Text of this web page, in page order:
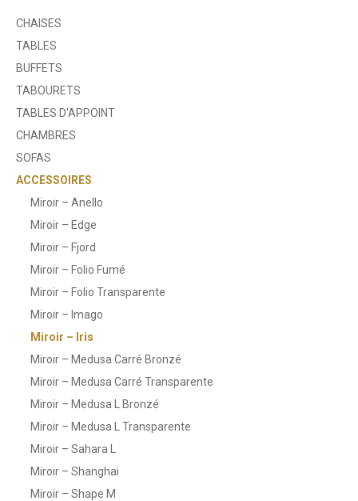
CHAISES
TABLES
BUFFETS
TABOURETS
TABLES D'APPOINT
CHAMBRES
SOFAS
ACCESSOIRES
Miroir – Anello
Miroir – Edge
Miroir – Fjord
Miroir – Folio Fumé
Miroir – Folio Transparente
Miroir – Imago
Miroir – Iris
Miroir – Medusa Carré Bronzé
Miroir – Medusa Carré Transparente
Miroir – Medusa L Bronzé
Miroir – Medusa L Transparente
Miroir – Sahara L
Miroir – Shanghai
Miroir – Shape M